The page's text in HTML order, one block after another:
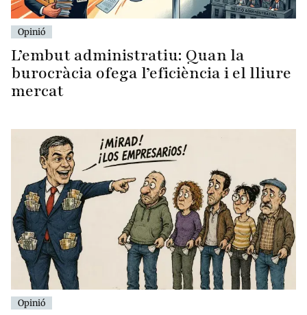
Opinió
L’embut administratiu: Quan la
burocràcia ofega l’eficiència i el lliure
mercat
Opinió